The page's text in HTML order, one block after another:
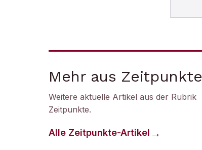
Mehr aus Zeitpunkte
Weitere aktuelle Artikel aus der Rubrik
Zeitpunkte.
Alle Zeitpunkte-Artikel